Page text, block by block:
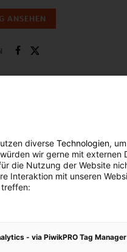
ANSEHEN
diverse Technologien,
wir gerne mit externen
die Nutzung der Website
Interaktion mit unseren
- via PiwikPRO Tag Manager